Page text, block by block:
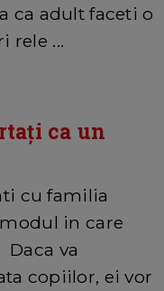
ca adult faceti o
rele ...
ca un
cu familia
in care
va
copiilor, ei vor